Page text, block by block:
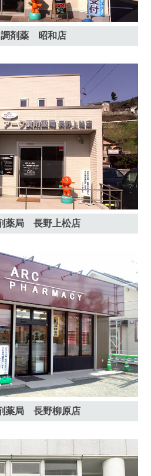
調剤薬 昭和店
薬局 長野上松店
薬局 長野柳原店